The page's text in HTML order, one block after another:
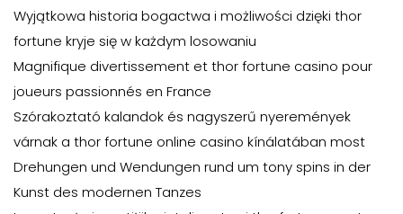
Wyjątkowa historia bogactwa i możliwości dzięki thor
fortune kryje się w każdym losowaniu
Magnifique divertissement et thor fortune casino pour
joueurs passionnés en France
Szórakoztató kalandok és nagyszerű nyeremények
várnak a thor fortune online casino kínálatában most
Drehungen und Wendungen rund um tony spins in der
Kunst des modernen Tanzes